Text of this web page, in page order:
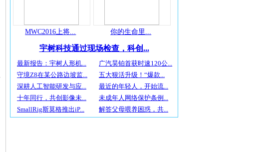
MWC2016上将... 你的生命里...
宇树科技通过现场检查，科创...
最新报告：宇树人形机...
广汽昊铂首获时速120公...
守境Z8在某公路边坡监...
五大狠活升级！“爆款...
深耕人工智能研发与应...
最近的年轻人，开始流...
十年同行，共创影像未...
未成年人网络保护条例...
SmallRig斯莫格推出iP...
解答父母喂养困惑，共...